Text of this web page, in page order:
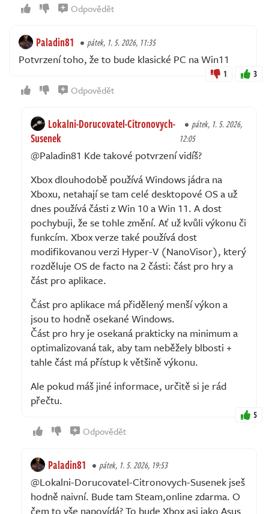
Odpovědět
Paladin81 pátek, 1. 5. 2026, 11:35
Potvrzení toho, že to bude klasické PC na Win11
1 3
Odpovědět
Lokalni-Dorucovatel-Citronovych-
Susenek
pátek, 1. 5. 2026,
12:05
@Paladin81 Kde takové potvrzení vidíš?
Xbox dlouhodobě používá Windows jádra na
Xboxu, netahají se tam celé desktopové OS a už
dnes používá části z Win 10 a Win 11. A dost
pochybuji, že se tohle změní. Ať už kvůli výkonu či
funkcím. Xbox verze také používá dost
modifikovanou verzi Hyper-V (NanoVisor), který
rozděluje OS de facto na 2 části: část pro hry a
část pro aplikace.
Část pro aplikace má přidělený menší výkon a
jsou to hodně osekané Windows.
Část pro hry je osekaná prakticky na minimum a
optimalizovaná tak, aby tam neběžely blbosti +
tahle část má přístup k většině výkonu.
Ale pokud máš jiné informace, určitě si je rád
přečtu.
5
Odpovědět
Paladin81 pátek, 1. 5. 2026, 19:53
@Lokalni-Dorucovatel-Citronovych-Susenek jseš
hodně naivní. Bude tam Steam,online zdarma. O
čem to vše napovídá? To bude Xbox asi jako Asus